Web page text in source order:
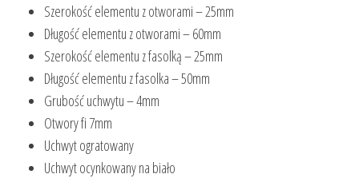
Szerokość elementu z otworami – 25mm
Długość elementu z otworami – 60mm
Szerokość elementu z fasolką – 25mm
Długość elementu z fasolka – 50mm
Grubość uchwytu – 4mm
Otwory fi 7mm
Uchwyt ogratowany
Uchwyt ocynkowany na biało